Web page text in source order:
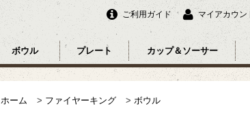
ご利用ガイド マイアカウン
ボウル プレート カップ＆ソーサー
ホーム > ファイヤーキング > ボウル